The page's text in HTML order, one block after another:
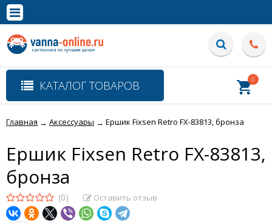
Полная версия сайта
КАТАЛОГ ТОВАРОВ 0
Главная → Аксессуары → Ершик Fixsen Retro FX-83813, бронза
Ершик Fixsen Retro FX-83813,
бронза
(0) Оставить отзыв